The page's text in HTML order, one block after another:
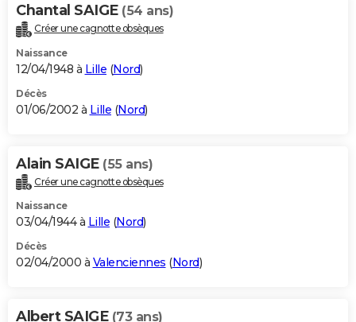
Chantal SAIGE (54 ans)
Créer une cagnotte obsèques
Naissance
12/04/1948 à Lille (Nord)
Décès
01/06/2002 à Lille (Nord)
Alain SAIGE (55 ans)
Créer une cagnotte obsèques
Naissance
03/04/1944 à Lille (Nord)
Décès
02/04/2000 à Valenciennes (Nord)
Albert SAIGE (73 ans)